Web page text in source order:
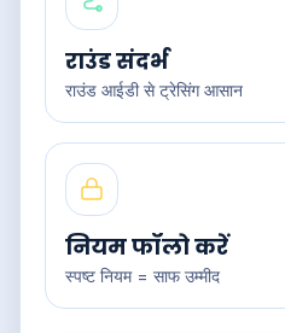
राउंड संदर्भ
राउंड आईडी से ट्रेसिंग आसान
नियम फॉलो करें
स्पष्ट नियम = साफ उम्मीद